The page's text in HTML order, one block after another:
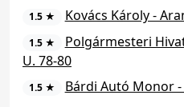
1.5 ★ Kovács Károly -
1.5 ★
Polgármesteri
U. 78-80
1.5 ★ Bárdi Autó Monor -